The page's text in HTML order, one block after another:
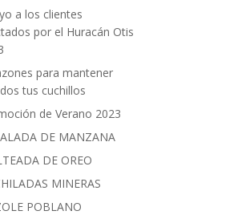
a los clientes
por el Huracán Otis
para mantener
tus cuchillos
de Verano 2023
DE MANZANA
DE OREO
MINERAS
POBLANO